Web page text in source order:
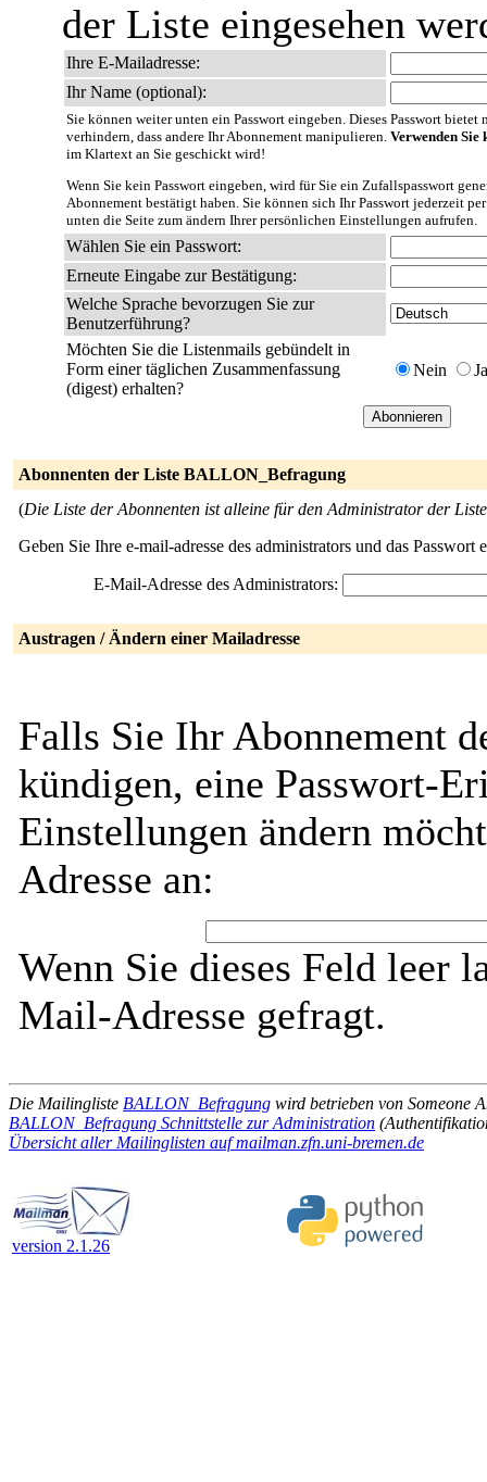
der Liste eingesehen
Ihre E-Mailadresse:
Ihr Name (optional):
Sie können weiter unten ein Passwort eingeben. Dieses Passwort
verhindern, dass andere Ihr Abonnement manipulieren. Verwenden Sie
im Klartext an Sie geschickt wird!
Wenn Sie kein Passwort eingeben, wird für Sie ein Zufallspasswort
Abonnement bestätigt haben. Sie können sich Ihr Passwort jederzeit
unten die Seite zum ändern Ihrer persönlichen Einstellungen aufrufen.
Wählen Sie ein Passwort:
Erneute Eingabe zur Bestätigung:
Welche Sprache bevorzugen Sie zur
Benutzerführung?
Möchten Sie die Listenmails gebündelt in
Form einer täglichen Zusammenfassung
(digest) erhalten?
Nein Ja
Abonnenten der Liste BALLON_Befragung
(Die Liste der Abonnenten ist alleine für den Administrator der
Geben Sie Ihre e-mail-adresse des administrators und das
E-Mail-Adresse des Administrators:
Austragen / Ändern einer Mailadresse
Falls Sie Ihr Abonnement
kündigen, eine Passwort-
Einstellungen ändern
Adresse an:
Wenn Sie dieses Feld leer
Mail-Adresse gefragt.
Die Mailingliste BALLON_Befragung wird betrieben von Someone
BALLON_Befragung Schnittstelle zur Administration
Übersicht aller Mailinglisten auf mailman.zfn.uni-bremen.de
version 2.1.26